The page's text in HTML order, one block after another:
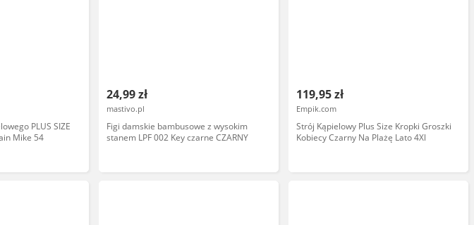
PLUS SIZE
Mike 54
24,99 zł
mastivo.pl
Figi damskie bambusowe z wysokim
stanem LPF 002 Key czarne CZARNY
119,95 zł
Empik.com
Strój Kąpielowy Plus Size Kropki Groszki
Kobiecy Czarny Na Plażę Lato 4Xl